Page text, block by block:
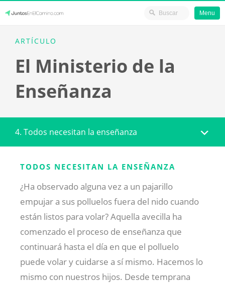
content
JuntosEnElCamino.com
Menu
ARTÍCULO
El Ministerio de la
Enseñanza
4. Todos necesitan la enseñanza
TODOS NECESITAN LA ENSEÑANZA
¿Ha observado alguna vez a un pajarillo
empujar a sus polluelos fuera del nido cuando
están listos para volar? Aquella avecilla ha
comenzado el proceso de enseñanza que
continuará hasta el día en que el polluelo
puede volar y cuidarse a sí mismo. Hacemos lo
mismo con nuestros hijos. Desde temprana